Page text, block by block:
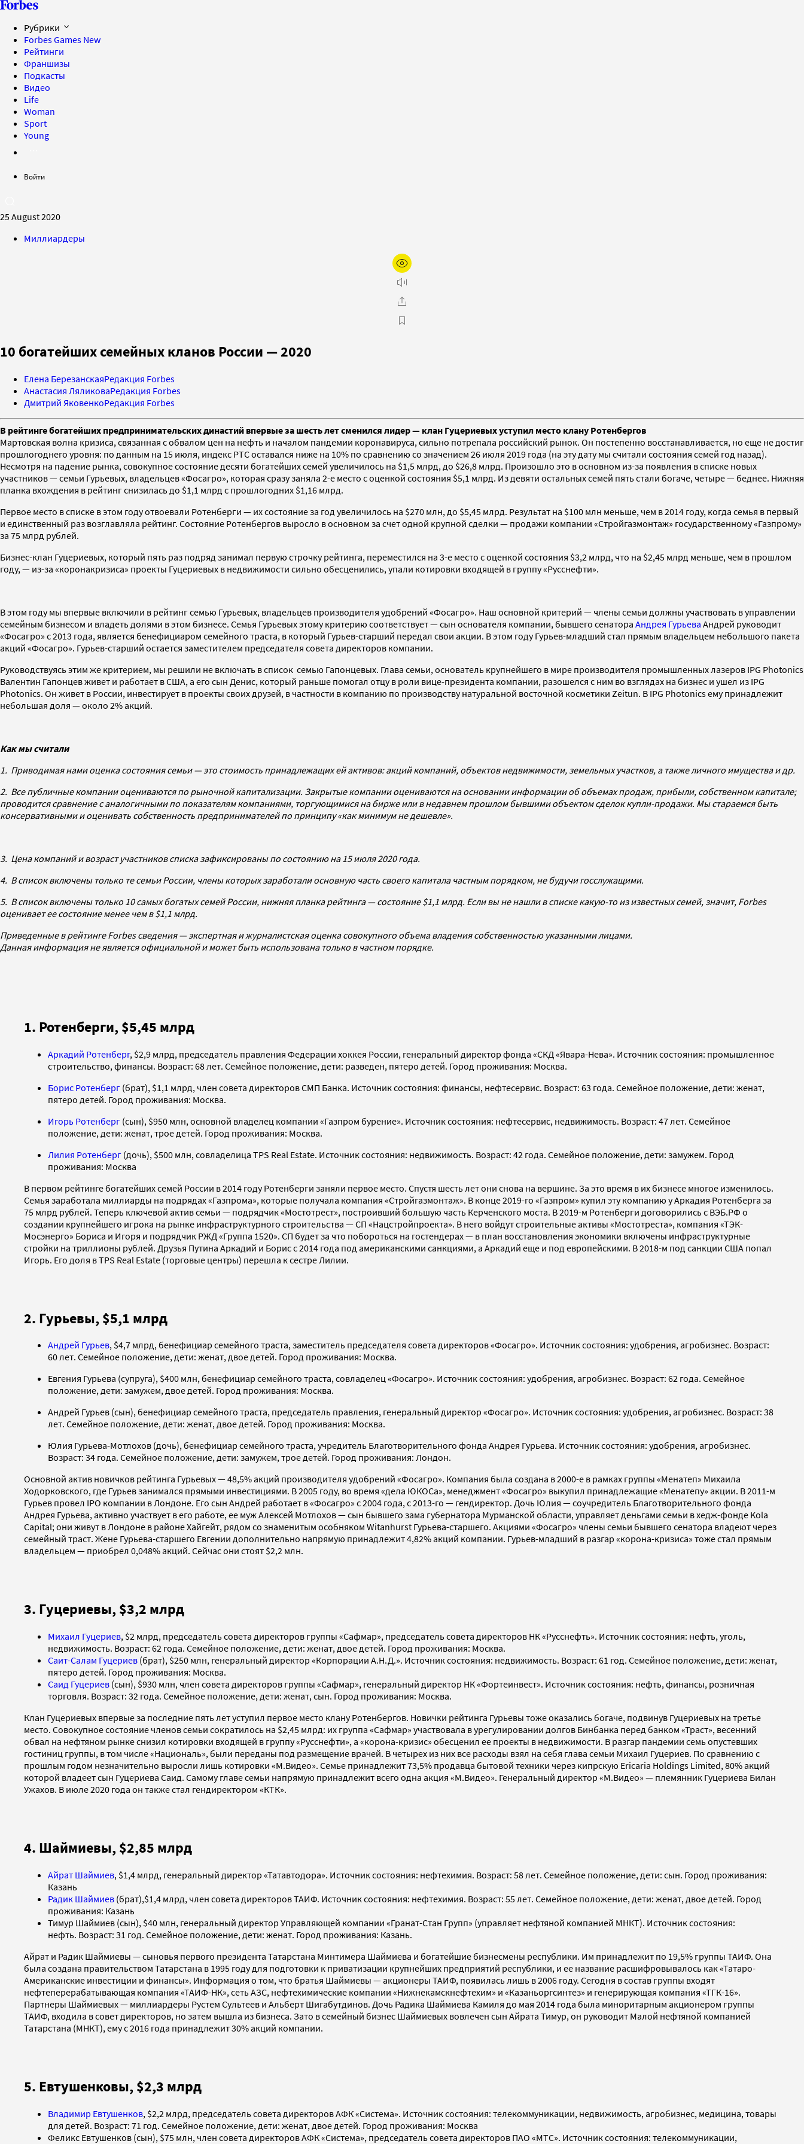
Рубрики
Forbes Games New
Рейтинги
Франшизы
Подкасты
Видео
Life
Woman
Sport
Young
Войти
25 August 2020
Миллиардеры
10 богатейших семейных кланов России — 2020
Елена БерезанскаяРедакция Forbes
Анастасия ЛяликоваРедакция Forbes
Дмитрий ЯковенкоРедакция Forbes
В рейтинге богатейших предпринимательских династий впервые за шесть лет сменился лидер — клан Гуцериевых уступил место клану Ротенбергов
Мартовская волна кризиса, связанная с обвалом цен на нефть и началом пандемии коронавируса, сильно потрепала российский рынок. Он постепенно восстанавливается, но еще не достиг
прошлогоднего уровня: по данным на 15 июля, индекс РТС оставался ниже на 10% по сравнению со значением 26 июля 2019 года (на эту дату мы считали состояния семей год назад).
Несмотря на падение рынка, совокупное состояние десяти богатейших семей увеличилось на $1,5 млрд, до $26,8 млрд. Произошло это в основном из-за появления в списке новых
участников — семьи Гурьевых, владельцев «Фосагро», которая сразу заняла 2-е место с оценкой состояния $5,1 млрд. Из девяти остальных семей пять стали богаче, четыре — беднее. Нижняя
планка вхождения в рейтинг снизилась до $1,1 млрд с прошлогодних $1,16 млрд.
Первое место в списке в этом году отвоевали Ротенберги — их состояние за год увеличилось на $270 млн, до $5,45 млрд. Результат на $100 млн меньше, чем в 2014 году, когда семья в первый
и единственный раз возглавляла рейтинг. Состояние Ротенбергов выросло в основном за счет одной крупной сделки — продажи компании «Стройгазмонтаж» государственному «Газпрому»
за 75 млрд рублей.
Бизнес-клан Гуцериевых, который пять раз подряд занимал первую строчку рейтинга, переместился на 3-е место с оценкой состояния $3,2 млрд, что на $2,45 млрд меньше, чем в прошлом
году, — из-за «коронакризиса» проекты Гуцериевых в недвижимости сильно обесценились, упали котировки входящей в группу «Русснефти».
В этом году мы впервые включили в рейтинг семью Гурьевых, владельцев производителя удобрений «Фосагро». Наш основной критерий — члены семьи должны участвовать в управлении
семейным бизнесом и владеть долями в этом бизнесе. Семья Гурьевых этому критерию соответствует — сын основателя компании, бывшего сенатора Андрея Гурьева Андрей руководит
«Фосагро» с 2013 года, является бенефициаром семейного траста, в который Гурьев-старший передал свои акции. В этом году Гурьев-младший стал прямым владельцем небольшого пакета
акций «Фосагро». Гурьев-старший остается заместителем председателя совета директоров компании.
Руководствуясь этим же критерием, мы решили не включать в список семью Гапонцевых. Глава семьи, основатель крупнейшего в мире производителя промышленных лазеров IPG Photonics
Валентин Гапонцев живет и работает в США, а его сын Денис, который раньше помогал отцу в роли вице-президента компании, разошелся с ним во взглядах на бизнес и ушел из IPG
Photonics. Он живет в России, инвестирует в проекты своих друзей, в частности в компанию по производству натуральной восточной косметики Zeitun. В IPG Photonics ему принадлежит
небольшая доля — около 2% акций.
Как мы считали
1. Приводимая нами оценка состояния семьи — это стоимость принадлежащих ей активов: акций компаний, объектов недвижимости, земельных участков, а также личного имущества и др.
2. Все публичные компании оцениваются по рыночной капитализации. Закрытые компании оцениваются на основании информации об объемах продаж, прибыли, собственном капитале;
проводится сравнение с аналогичными по показателям компаниями, торгующимися на бирже или в недавнем прошлом бывшими объектом сделок купли-продажи. Мы стараемся быть
консервативными и оценивать собственность предпринимателей по принципу «как минимум не дешевле».
3. Цена компаний и возраст участников списка зафиксированы по состоянию на 15 июля 2020 года.
4. В список включены только те семьи России, члены которых заработали основную часть своего капитала частным порядком, не будучи госслужащими.
5. В список включены только 10 самых богатых семей России, нижняя планка рейтинга — состояние $1,1 млрд. Если вы не нашли в списке какую-то из известных семей, значит, Forbes
оценивает ее состояние менее чем в $1,1 млрд.
Приведенные в рейтинге Forbes сведения — экспертная и журналистская оценка совокупного объема владения собственностью указанными лицами.
Данная информация не является официальной и может быть использована только в частном порядке.
1. Ротенберги, $5,45 млрд
Аркадий Ротенберг, $2,9 млрд, председатель правления Федерации хоккея России, генеральный директор фонда «СКД «Явара-Нева». Источник состояния: промышленное
строительство, финансы. Возраст: 68 лет. Семейное положение, дети: разведен, пятеро детей. Город проживания: Москва.
Борис Ротенберг (брат), $1,1 млрд, член совета директоров СМП Банка. Источник состояния: финансы, нефтесервис. Возраст: 63 года. Семейное положение, дети: женат,
пятеро детей. Город проживания: Москва.
Игорь Ротенберг (сын), $950 млн, основной владелец компании «Газпром бурение». Источник состояния: нефтесервис, недвижимость. Возраст: 47 лет. Семейное
положение, дети: женат, трое детей. Город проживания: Москва.
Лилия Ротенберг (дочь), $500 млн, совладелица TPS Real Estate. Источник состояния: недвижимость. Возраст: 42 года. Семейное положение, дети: замужем. Город
проживания: Москва
В первом рейтинге богатейших семей России в 2014 году Ротенберги заняли первое место. Спустя шесть лет они снова на вершине. За это время в их бизнесе многое изменилось.
Семья заработала миллиарды на подрядах «Газпрома», которые получала компания «Стройгазмонтаж». В конце 2019-го «Газпром» купил эту компанию у Аркадия Ротенберга за
75 млрд рублей. Теперь ключевой актив семьи — подрядчик «Мостотрест», построивший большую часть Керченского моста. В 2019-м Ротенберги договорились с ВЭБ.РФ о
создании крупнейшего игрока на рынке инфраструктурного строительства — СП «Нацстройпроекта». В него войдут строительные активы «Мостотреста», компания «ТЭК-
Мосэнерго» Бориса и Игоря и подрядчик РЖД «Группа 1520». СП будет за что побороться на гостендерах — в план восстановления экономики включены инфраструктурные
стройки на триллионы рублей. Друзья Путина Аркадий и Борис с 2014 года под американскими санкциями, а Аркадий еще и под европейскими. В 2018-м под санкции США попал
Игорь. Его доля в TPS Real Estate (торговые центры) перешла к сестре Лилии.
2. Гурьевы, $5,1 млрд
Андрей Гурьев, $4,7 млрд, бенефициар семейного траста, заместитель председателя совета директоров «Фосагро». Источник состояния: удобрения, агробизнес. Возраст:
60 лет. Семейное положение, дети: женат, двое детей. Город проживания: Москва.
Евгения Гурьева (супруга), $400 млн, бенефициар семейного траста, совладелец «Фосагро». Источник состояния: удобрения, агробизнес. Возраст: 62 года. Семейное
положение, дети: замужем, двое детей. Город проживания: Москва.
Андрей Гурьев (сын), бенефициар семейного траста, председатель правления, генеральный директор «Фосагро». Источник состояния: удобрения, агробизнес. Возраст: 38
лет. Семейное положение, дети: женат, двое детей. Город проживания: Москва.
Юлия Гурьева-Мотлохов (дочь), бенефициар семейного траста, учредитель Благотворительного фонда Андрея Гурьева. Источник состояния: удобрения, агробизнес.
Возраст: 34 года. Семейное положение, дети: замужем, трое детей. Город проживания: Лондон.
Основной актив новичков рейтинга Гурьевых — 48,5% акций производителя удобрений «Фосагро». Компания была создана в 2000-е в рамках группы «Менатеп» Михаила
Ходорковского, где Гурьев занимался прямыми инвестициями. В 2005 году, во время «дела ЮКОСа», менеджмент «Фосагро» выкупил принадлежащие «Менатепу» акции. В 2011-м
Гурьев провел IPO компании в Лондоне. Его сын Андрей работает в «Фосагро» с 2004 года, с 2013-го — гендиректор. Дочь Юлия — соучредитель Благотворительного фонда
Андрея Гурьева, активно участвует в его работе, ее муж Алексей Мотлохов — сын бывшего зама губернатора Мурманской области, управляет деньгами семьи в хедж-фонде Kola
Capital; они живут в Лондоне в районе Хайгейт, рядом со знаменитым особняком Witanhurst Гурьева-старшего. Акциями «Фосагро» члены семьи бывшего сенатора владеют через
семейный траст. Жене Гурьева-старшего Евгении дополнительно напрямую принадлежит 4,82% акций компании. Гурьев-младший в разгар «корона-кризиса» тоже стал прямым
владельцем — приобрел 0,048% акций. Сейчас они стоят $2,2 млн.
3. Гуцериевы, $3,2 млрд
Михаил Гуцериев, $2 млрд, председатель совета директоров группы «Сафмар», председатель совета директоров НК «Русснефть». Источник состояния: нефть, уголь,
недвижимость. Возраст: 62 года. Семейное положение, дети: женат, двое детей. Город проживания: Москва.
Саит-Салам Гуцериев (брат), $250 млн, генеральный директор «Корпорации А.Н.Д.». Источник состояния: недвижимость. Возраст: 61 год. Семейное положение, дети: женат,
пятеро детей. Город проживания: Москва.
Саид Гуцериев (сын), $930 млн, член совета директоров группы «Сафмар», генеральный директор НК «Фортеинвест». Источник состояния: нефть, финансы, розничная
торговля. Возраст: 32 года. Семейное положение, дети: женат, сын. Город проживания: Москва.
Клан Гуцериевых впервые за последние пять лет уступил первое место клану Ротенбергов. Новички рейтинга Гурьевы тоже оказались богаче, подвинув Гуцериевых на третье
место. Совокупное состояние членов семьи сократилось на $2,45 млрд: их группа «Сафмар» участвовала в урегулировании долгов Бинбанка перед банком «Траст», весенний
обвал на нефтяном рынке снизил котировки входящей в группу «Русснефти», а «корона-кризис» обесценил ее проекты в недвижимости. В разгар пандемии семь опустевших
гостиниц группы, в том числе «Националь», были переданы под размещение врачей. В четырех из них все расходы взял на себя глава семьи Михаил Гуцериев. По сравнению с
прошлым годом незначительно выросли лишь котировки «М.Видео». Семье принадлежит 73,5% продавца бытовой техники через кипрскую Ericaria Holdings Limited, 80% акций
которой владеет сын Гуцериева Саид. Самому главе семьи напрямую принадлежит всего одна акция «М.Видео». Генеральный директор «М.Видео» — племянник Гуцериева Билан
Ужахов. В июле 2020 года он также стал гендиректором «КТК».
4. Шаймиевы, $2,85 млрд
Айрат Шаймиев, $1,4 млрд, генеральный директор «Татавтодора». Источник состояния: нефтехимия. Возраст: 58 лет. Семейное положение, дети: сын. Город проживания:
Казань
Радик Шаймиев (брат),$1,4 млрд, член совета директоров ТАИФ. Источник состояния: нефтехимия. Возраст: 55 лет. Семейное положение, дети: женат, двое детей. Город
проживания: Казань
Тимур Шаймиев (сын), $40 млн, генеральный директор Управляющей компании «Гранат-Стан Групп» (управляет нефтяной компанией МНКТ). Источник состояния:
нефть. Возраст: 31 год. Семейное положение, дети: женат. Город проживания: Казань.
Айрат и Радик Шаймиевы — сыновья первого президента Татарстана Минтимера Шаймиева и богатейшие бизнесмены республики. Им принадлежит по 19,5% группы ТАИФ. Она
была создана правительством Татарстана в 1995 году для подготовки к приватизации крупнейших предприятий республики, и ее название расшифровывалось как «Татаро-
Американские инвестиции и финансы». Информация о том, что братья Шаймиевы — акционеры ТАИФ, появилась лишь в 2006 году. Сегодня в состав группы входят
нефтеперерабатывающая компания «ТАИФ-НК», сеть АЗС, нефтехимические компании «Нижнекамскнефтехим» и «Казаньоргсинтез» и генерирующая компания «ТГК-16».
Партнеры Шаймиевых — миллиардеры Рустем Сультеев и Альберт Шигабутдинов. Дочь Радика Шаймиева Камиля до мая 2014 года была миноритарным акционером группы
ТАИФ, входила в совет директоров, но затем вышла из бизнеса. Зато в семейный бизнес Шаймиевых вовлечен сын Айрата Тимур, он руководит Малой нефтяной компанией
Татарстана (МНКТ), ему с 2016 года принадлежит 30% акций компании.
5. Евтушенковы, $2,3 млрд
Владимир Евтушенков, $2,2 млрд, председатель совета директоров АФК «Система». Источник состояния: телекоммуникации, недвижимость, агробизнес, медицина, товары
для детей. Возраст: 71 год. Семейное положение, дети: женат, двое детей. Город проживания: Москва
Феликс Евтушенков (сын), $75 млн, член совета директоров АФК «Система», председатель совета директоров ПАО «МТС». Источник состояния: телекоммуникации,